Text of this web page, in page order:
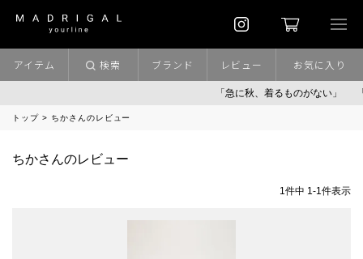
「急に秋、着るものがない」
アイテム 検索 ブランド レビュー お気に入り
トップ ちかさんのレビュー
ちかさんのレビュー
1件中 1-1件表示